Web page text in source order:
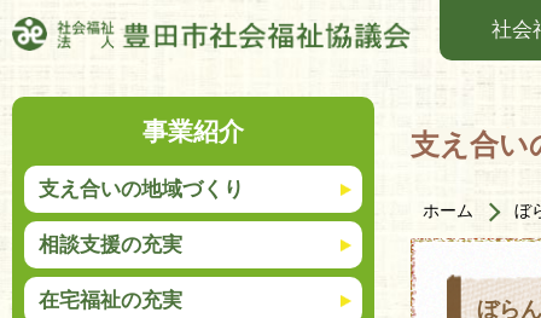
社会
事業紹介
支え合いの地域づくり
相談支援の充実
在宅福祉の充実
支え合い
ホーム ぼ
ぼら